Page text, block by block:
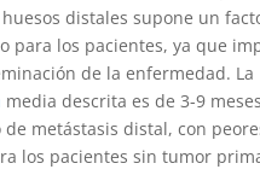
distales supone un
para los pacientes, ya que
de la enfermedad. La
media descrita es de 3-9
metástasis distal, con
los pacientes sin tumor